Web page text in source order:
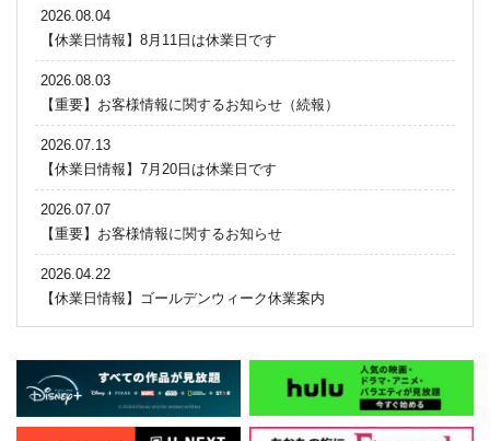
2026.08.04
【休業日情報】8月11日は休業日です
2026.08.03
【重要】お客様情報に関するお知らせ（続報）
2026.07.13
【休業日情報】7月20日は休業日です
2026.07.07
【重要】お客様情報に関するお知らせ
2026.04.22
【休業日情報】ゴールデンウィーク休業案内